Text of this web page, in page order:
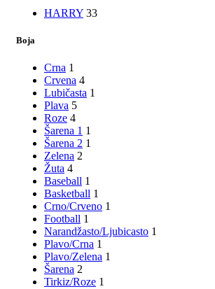
HARRY 33
Boja
Crna 1
Crvena 4
Lubičasta 1
Plava 5
Roze 4
Šarena 1 1
Šarena 2 1
Zelena 2
Žuta 4
Baseball 1
Basketball 1
Crno/Crveno 1
Football 1
Narandžasto/Ljubicasto 1
Plavo/Crna 1
Plavo/Zelena 1
Šarena 2
Tirkiz/Roze 1